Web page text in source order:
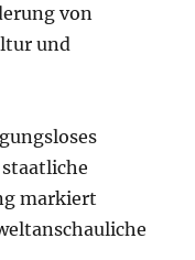
von
und
markiert